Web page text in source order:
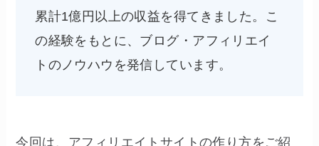
累計1億円以上の収益を得てきました。こ
の経験をもとに、ブログ・アフィリエイ
トのノウハウを発信しています。
今回は、アフィリエイトサイトの作り方をご紹